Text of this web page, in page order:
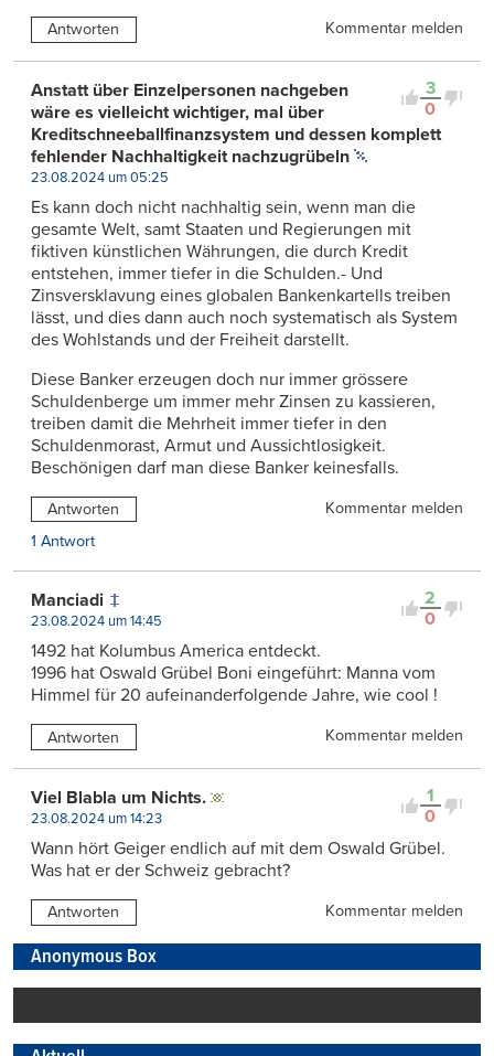
Antworten Kommentar melden
3
0
Anstatt über Einzelpersonen nachgeben
wäre es vielleicht wichtiger, mal über
Kreditschneeballfinanzsystem und dessen komplett
fehlender Nachhaltigkeit nachzugrübeln
23.08.2024 um 05:25
Es kann doch nicht nachhaltig sein, wenn man die
gesamte Welt, samt Staaten und Regierungen mit
fiktiven künstlichen Währungen, die durch Kredit
entstehen, immer tiefer in die Schulden.- Und
Zinsversklavung eines globalen Bankenkartells treiben
lässt, und dies dann auch noch systematisch als System
des Wohlstands und der Freiheit darstellt.
Diese Banker erzeugen doch nur immer grössere
Schuldenberge um immer mehr Zinsen zu kassieren,
treiben damit die Mehrheit immer tiefer in den
Schuldenmorast, Armut und Aussichtlosigkeit.
Beschönigen darf man diese Banker keinesfalls.
Antworten
Kommentar melden
1 Antwort
2
0
Manciadi
23.08.2024 um 14:45
1492 hat Kolumbus America entdeckt.
1996 hat Oswald Grübel Boni eingeführt: Manna vom
Himmel für 20 aufeinanderfolgende Jahre, wie cool !
Antworten Kommentar melden
1
0
Viel Blabla um Nichts.
23.08.2024 um 14:23
Wann hört Geiger endlich auf mit dem Oswald Grübel.
Was hat er der Schweiz gebracht?
Antworten Kommentar melden
Anonymous Box